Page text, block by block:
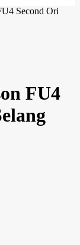
Second Ori
FU4